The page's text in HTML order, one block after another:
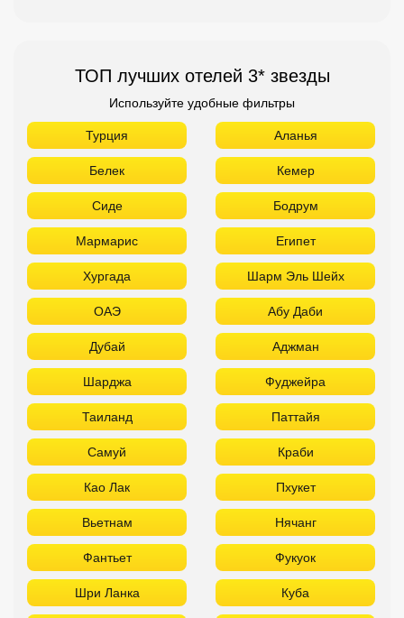
ТОП лучших отелей 3* звезды
Используйте удобные фильтры
Турция Аланья
Белек Кемер
Сиде Бодрум
Мармарис Египет
Хургада Шарм Эль Шейх
ОАЭ Абу Даби
Дубай Аджман
Шарджа Фуджейра
Таиланд Паттайя
Самуй Краби
Као Лак Пхукет
Вьетнам Нячанг
Фантьет Фукуок
Шри Ланка Куба